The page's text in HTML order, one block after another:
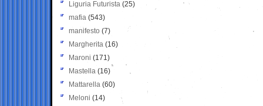
Liguria Futurista (25)
mafia (543)
manifesto (7)
Margherita (16)
Maroni (171)
Mastella (16)
Mattarella (60)
Meloni (14)